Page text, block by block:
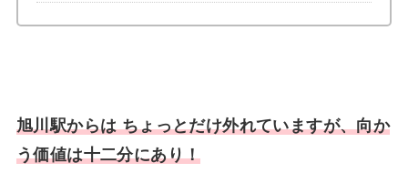
旭川駅からは ちょっとだけ外れていますが、向か
う価値は十二分にあり！